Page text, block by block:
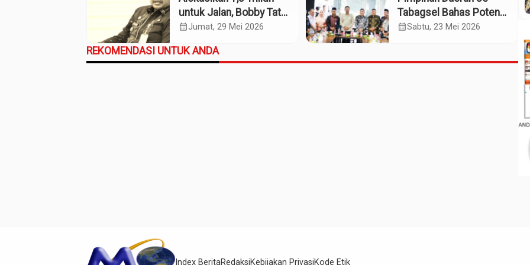
untuk Jalan, Bobby Tata
Ekonomi Sumut
calendar_monthJumat, 29 Mei 2026
Tabagsel Bahas Potensi
Penerbangan Dua
calendar_monthSabtu, 23 Mei 2026
REKOMENDASI UNTUK ANDA
Index BeritaRedaksiKebijakan PrivasiKode Etik